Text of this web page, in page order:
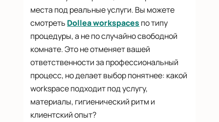
места под реальные услуги. Вы можете
смотреть Dollea workspaces по типу
процедуры, а не по случайно свободной
комнате. Это не отменяет вашей
ответственности за профессиональный
процесс, но делает выбор понятнее: какой
workspace подходит под услугу,
материалы, гигиенический ритм и
клиентский опыт?